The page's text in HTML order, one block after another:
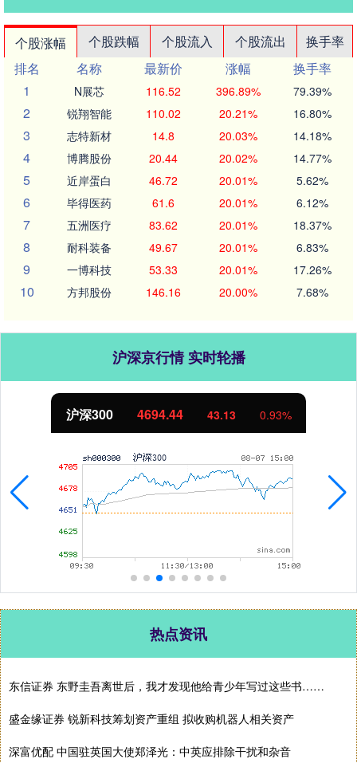
个股涨幅 个股跌幅 个股流入 个股流出
换手率
排名
名称 最新价 涨幅
换手率
1
N展芯 116.52 396.89% 79.39%
2 锐翔智能 110.02 20.21% 16.80%
3 志特新材 14.8 20.03% 14.18%
4 博腾股份 20.44 20.02% 14.77%
5 近岸蛋白 46.72 20.01% 5.62%
6 毕得医药 61.6 20.01% 6.12%
7 五洲医疗 83.62 20.01% 18.37%
8 耐科装备 49.67 20.01% 6.83%
9 一博科技 53.33 20.01% 17.26%
10 方邦股份 146.16 20.00% 7.68%
沪深京行情 实时轮播
沪深300 4694.44 43.13 0.93%
热点资讯
东信证券 东野圭吾离世后，我才发现他给青少年写过这些书……
盛金缘证券 锐新科技筹划资产重组 拟收购机器人相关资产
深富优配 中国驻英国大使郑泽光：中英应排除干扰和杂音